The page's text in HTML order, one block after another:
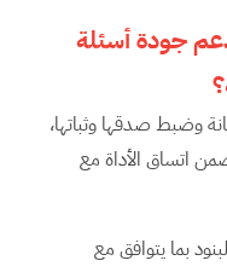
جودة أسئلة
وضبط صدقها وثباتها،
اتساق الأداة مع
بما يتوافق مع